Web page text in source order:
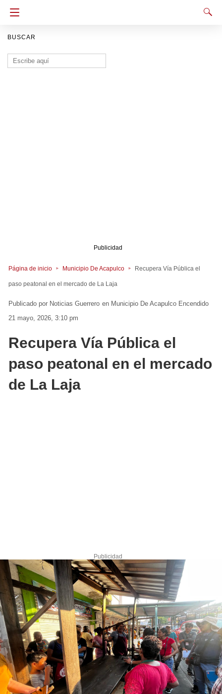
BUSCAR
Buscar:
Publicidad
Página de inicio Municipio De Acapulco Recupera Vía Pública el
paso peatonal en el mercado de La Laja
Noticias Guerrero en Municipio De Acapulco Encendido
21 mayo, 2026, 3:10 pm
Recupera Vía Pública el
paso peatonal en el mercado
de La Laja
Publicidad